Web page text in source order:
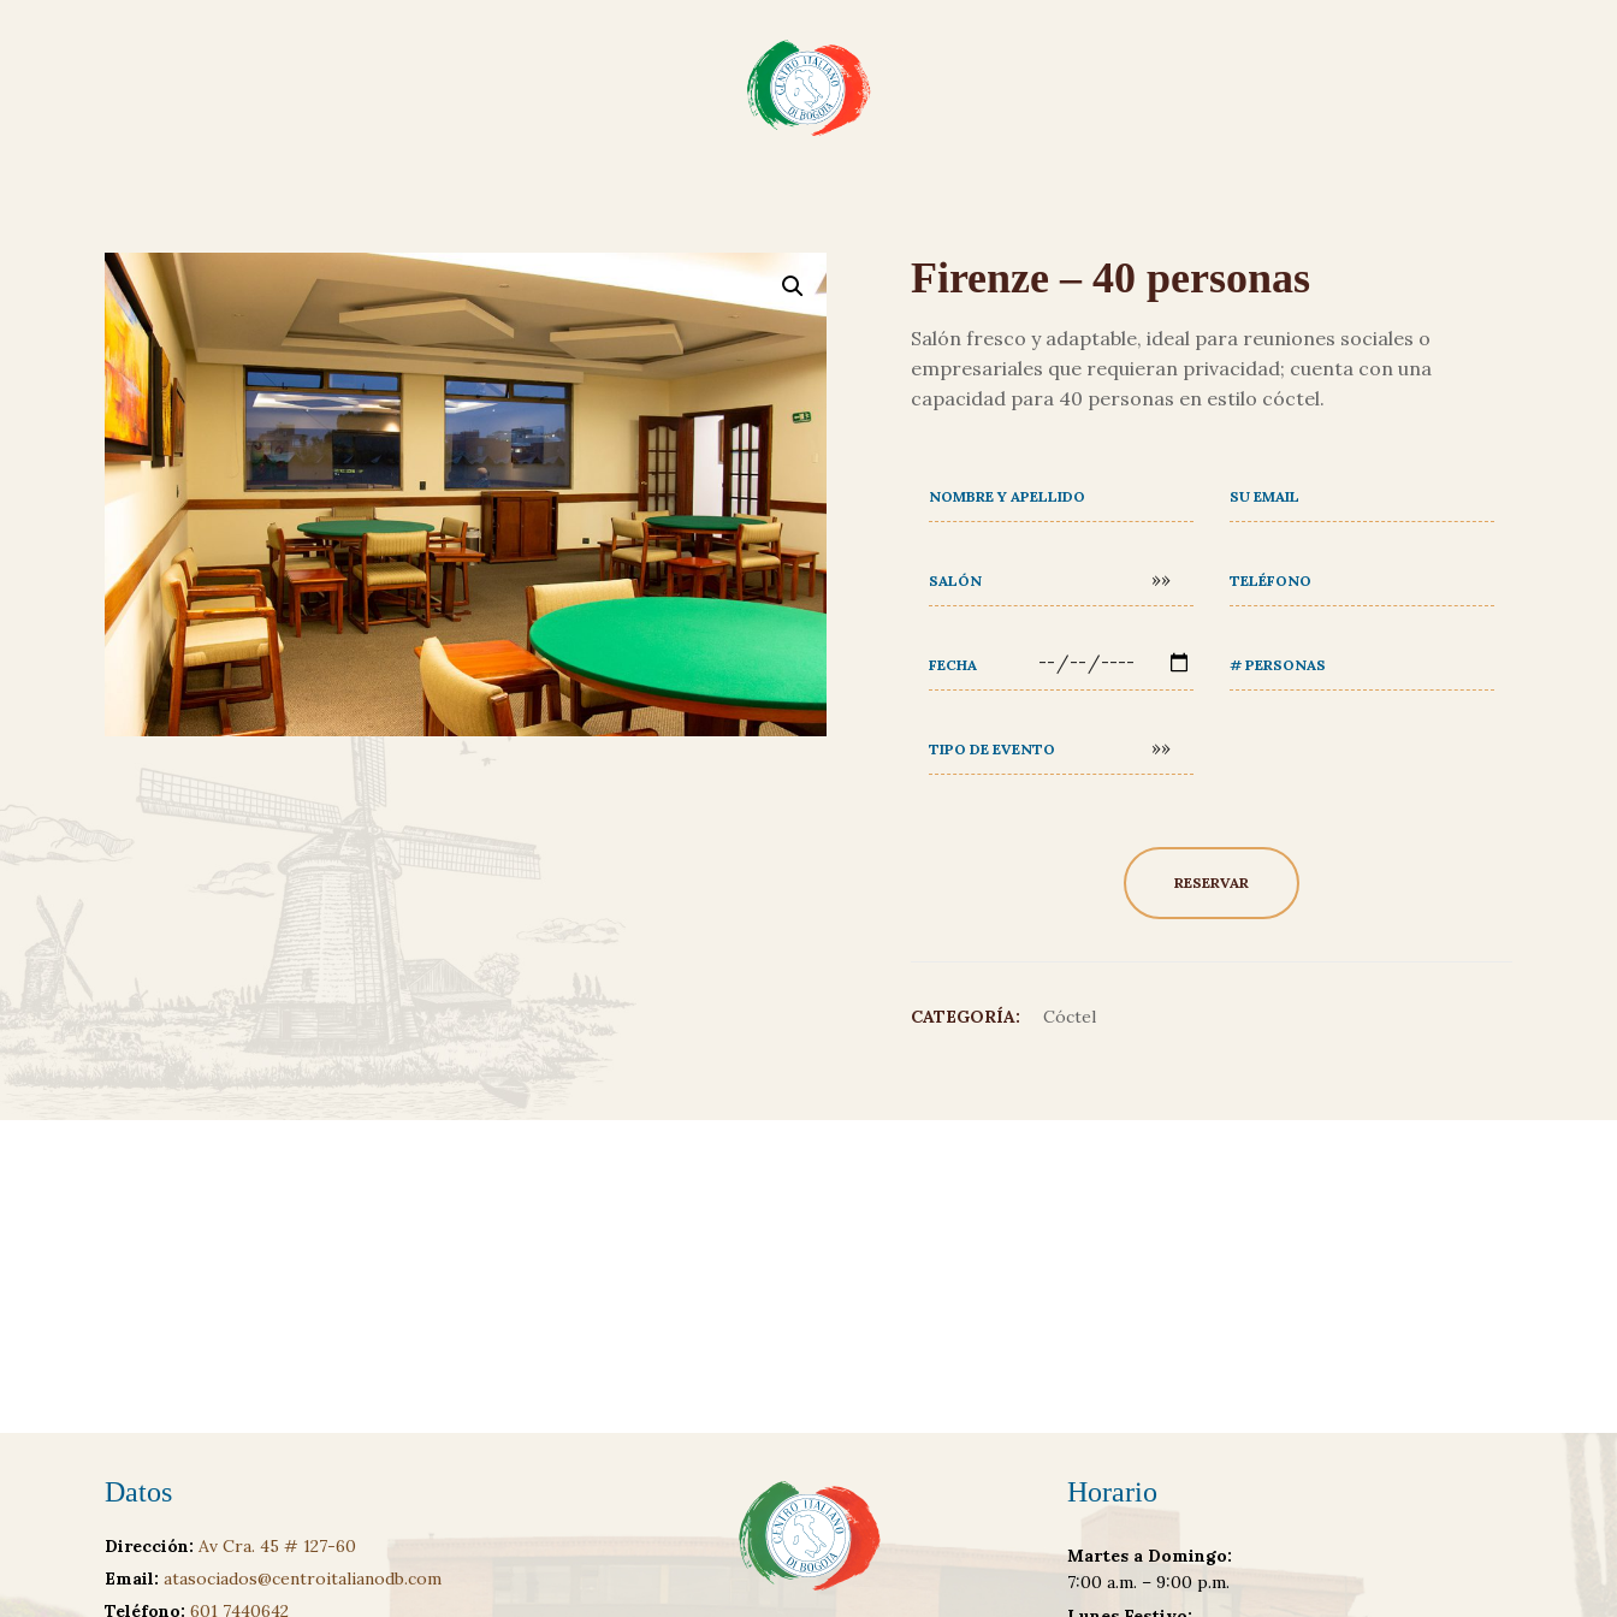
Firenze – 40 personas
Salón fresco y adaptable, ideal para reuniones sociales o
empresariales que requieran privacidad; cuenta con una
capacidad para 40 personas en estilo cóctel.
NOMBRE Y APELLIDO SU EMAIL
SALÓN TELÉFONO
FECHA # PERSONAS
TIPO DE EVENTO
CATEGORÍA: Cóctel
Datos
Dirección: Av Cra. 45 # 127-60
Email: atasociados@centroitalianodb.com
Teléfono: 601 7440642
Horario
Martes a Domingo:
7:00 a.m. – 9:00 p.m.